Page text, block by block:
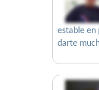
estable
darte